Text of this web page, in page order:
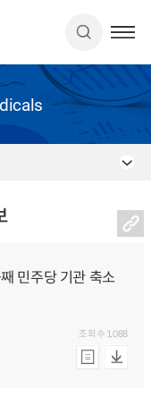
민주당 기관 축소
조회수 1,088